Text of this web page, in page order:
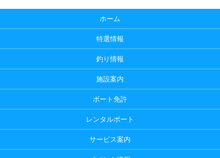
ホーム
特選情報
釣り情報
施設案内
ボート免許
レンタルボート
サービス案内